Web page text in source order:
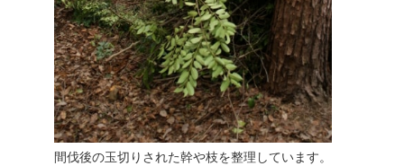
間伐後の玉切りされた幹や枝を整理しています。